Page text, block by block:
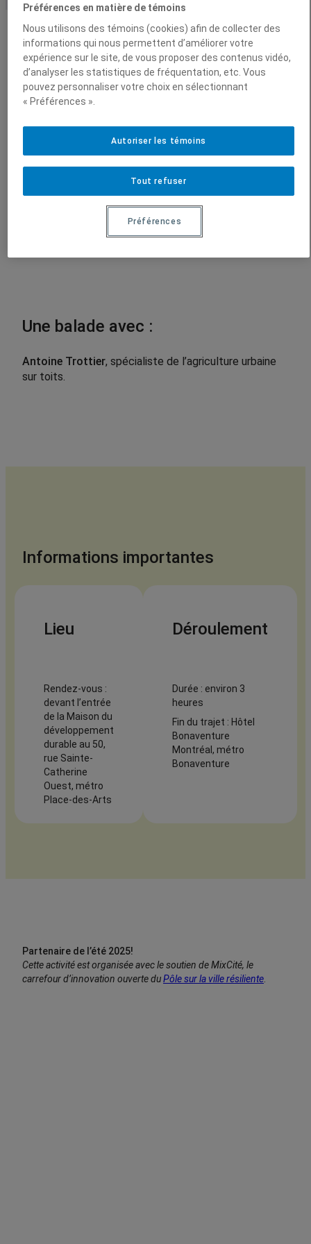
Vidéos
Conférences enregistrées
0
0
0
$
En quelques mots
Un mur végétal de cinq étages filtrant l’air de la
Maison du développement durable? Un potager sur le
toit du Palais des congrès? Exceptionnellement, trois
institutions nous ouvrent leurs jardins secrets! Une
Une balade avec :
Antoine Trottier, spécialiste de l’agriculture urbaine
sur toits.
Informations importantes
Lieu
Rendez-vous :
devant l’entrée
de la Maison du
développement
durable au 50,
rue Sainte-
Catherine
Ouest, métro
Place-des-Arts
Déroulement
Durée : environ 3
heures
Fin du trajet : Hôtel
Bonaventure
Montréal, métro
Bonaventure
Partenaire de l’été 2025!
Cette activité est organisée avec le soutien de MixCité, le
carrefour d’innovation ouverte duPôle sur la ville résiliente
Préférences en matière de témoins
Nous utilisons des témoins (cookies) afin de collecter des
informations qui nous permettent d’améliorer votre
expérience sur le site, de vous proposer des contenus vidéo,
d’analyser les statistiques de fréquentation, etc. Vous
pouvez personnaliser votre choix en sélectionnant
« Préférences ».
Tout refuser
Autoriser les témoins
Préférences